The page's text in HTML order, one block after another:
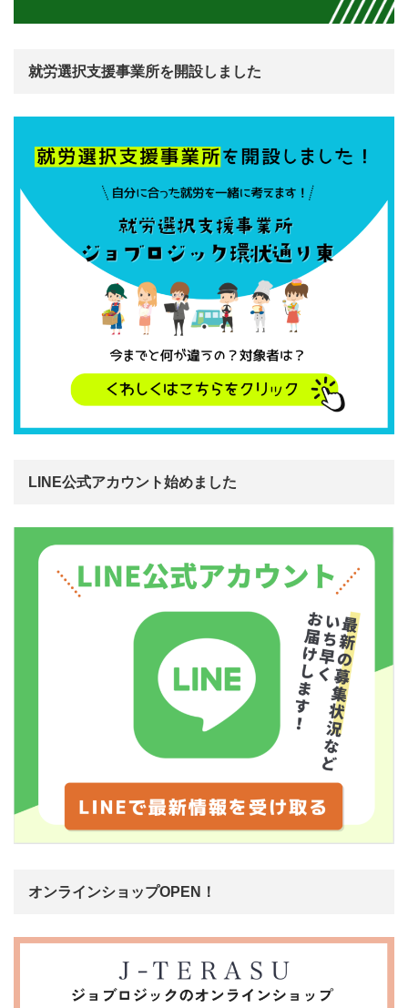
就労選択支援事業所を開設しました
LINE公式アカウント始めました
オンラインショップOPEN！